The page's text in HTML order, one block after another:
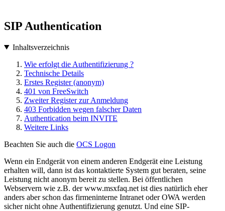
SIP Authentication
Inhaltsverzeichnis
Wie erfolgt die Authentifizierung ?
Technische Details
Erstes Register (anonym)
401 von FreeSwitch
Zweiter Register zur Anmeldung
403 Forbidden wegen falscher Daten
Authentication beim INVITE
Weitere Links
Beachten Sie auch die OCS Logon
Wenn ein Endgerät von einem anderen Endgerät eine Leistung
erhalten will, dann ist das kontaktierte System gut beraten, seine
Leistung nicht anonym bereit zu stellen. Bei öffentlichen
Webservern wie z.B. der www.msxfaq.net ist dies natürlich eher
anders aber schon das firmeninterne Intranet oder OWA werden
sicher nicht ohne Authentifizierung genutzt. Und eine SIP-